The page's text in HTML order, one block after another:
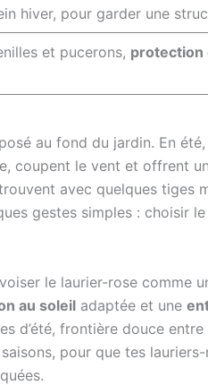
hiver, pour garder une
et pucerons, protection
au fond du jardin. En
coupent le vent et offrent
avec quelques tiges
gestes simples : choisir
le laurier-rose comme
au soleil adaptée et une
d’été, frontière douce
pour que tes